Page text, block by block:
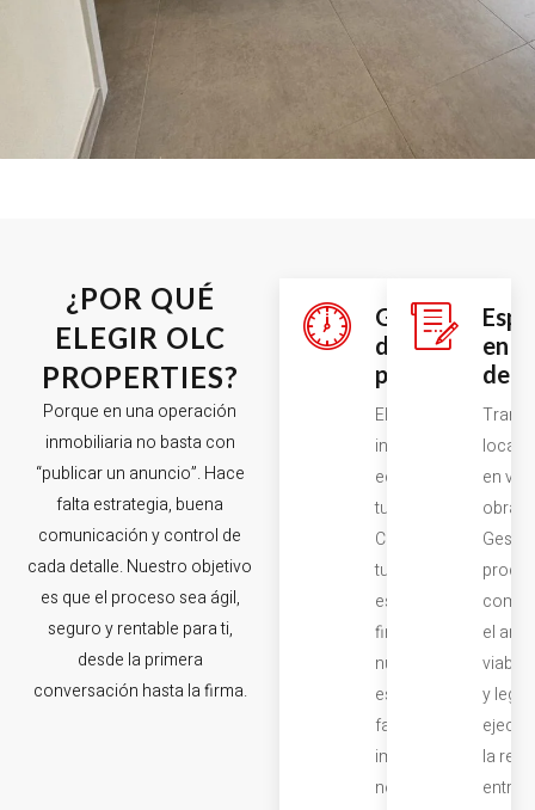
¿POR QUÉ
ELEGIR OLC
PROPERTIES?
Porque en una operación
inmobiliaria no basta con
“publicar un anuncio”. Hace
falta estrategia, buena
comunicación y control de
cada detalle. Nuestro objetivo
es que el proceso sea ágil,
seguro y rentable para ti,
desde la primera
conversación hasta la firma.
Garantía
de gastos
por escrito
Eliminamos la
incertidumbre
económica de
tu venta.
Certificamos
tus gastos por
escrito y bajo
firma; si
nuestra
estimación
falla o surge un
imprevisto que
no
en
de
en
obra
el
y
la